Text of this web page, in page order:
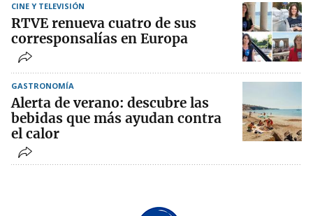
CINE Y TELEVISIÓN
RTVE renueva cuatro de sus
corresponsalías en Europa
GASTRONOMÍA
Alerta de verano: descubre las
bebidas que más ayudan contra
el calor